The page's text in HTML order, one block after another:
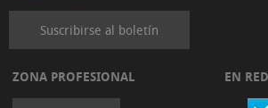
Suscribirse al boletín
ZONA PROFESIONAL EN